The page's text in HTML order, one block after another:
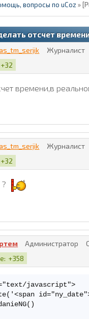
вопросы по uCoz »
отсчет
Журналист
+32
времени,в
Журналист
+32
Администратор
+358
javascript">